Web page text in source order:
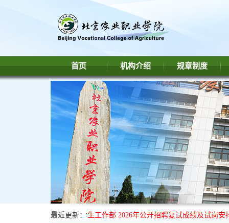
首页 机构介绍 规章制度
最近更新：
北京农业职业学院学生工作部 2026年公开招聘复试成绩及试岗安